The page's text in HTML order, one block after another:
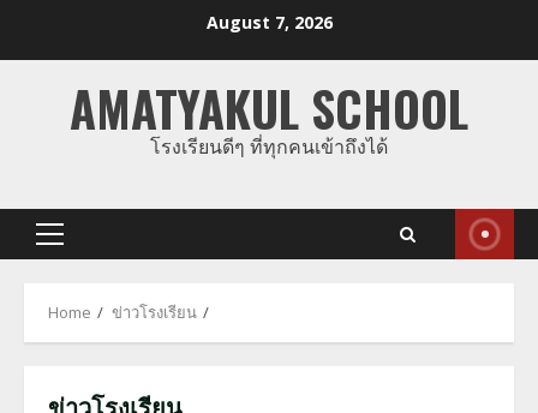
August 7, 2026
AMATYAKUL SCHOOL
โรงเรียนดีๆ ที่ทุกคนเข้าถึงได้
Primary
Home ข่าวโรงเรียน
ข่าวโรงเรียน